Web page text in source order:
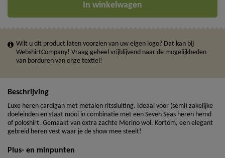
In winkelwagen
Wilt u dit product laten voorzien van uw eigen logo? Dat kan bij
WebshirtCompany! Vraag geheel vrijblijvend naar de mogelijkheden
van borduren van onze textiel!
Beschrijving
Luxe heren cardigan met metalen ritssluiting. Ideaal voor (semi) zakelijke
doeleinden en staat mooi in combinatie met een Seven Seas heren hemd
of poloshirt. Gemaakt van extra zachte Merino wol. Kortom, een elegant
gebreid heren vest waar je de show mee steelt!
Plus- en minpunten